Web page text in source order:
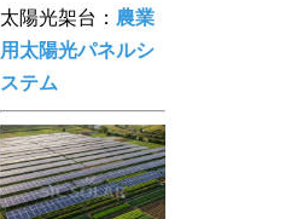
太陽光架台： 農業
用太陽光パネルシ
ステム